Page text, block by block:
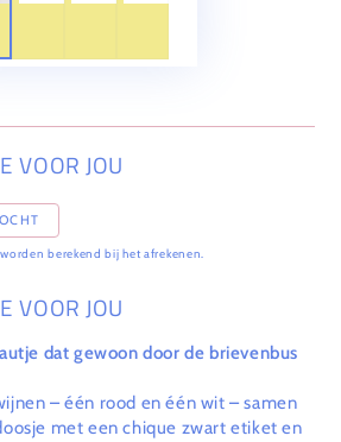
VOOR JOU
berekend bij het afrekenen.
VOOR JOU
dat gewoon door de brievenbus
– één rood en één wit – samen
met een chique zwart etiket en